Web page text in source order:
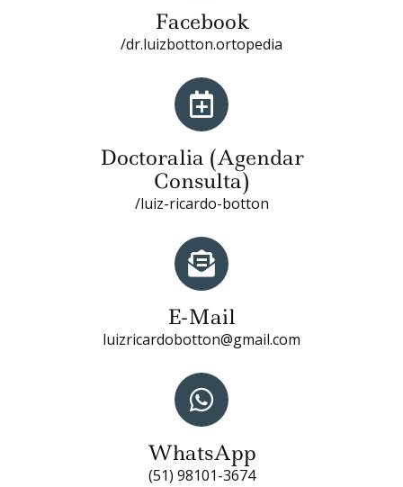
Facebook
/dr.luizbotton.ortopedia
Doctoralia (Agendar
Consulta)
/luiz-ricardo-botton
E-Mail
luizricardobotton@gmail.com
WhatsApp
(51) 98101-3674